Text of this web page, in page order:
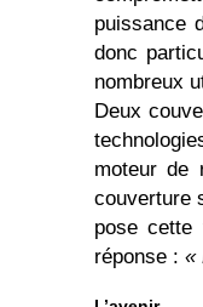
puissance
donc
nombreux
Deux
moteur de
couverture
pose cette
réponse : «